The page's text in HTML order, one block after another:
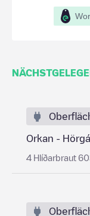
Orkan -
4 Hlíðarbraut